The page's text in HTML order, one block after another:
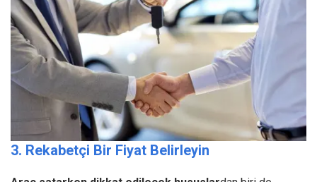
3. Rekabetçi Bir Fiyat Belirleyin